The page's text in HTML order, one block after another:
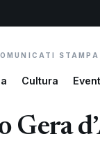
STAMPA
Cultura
Gera